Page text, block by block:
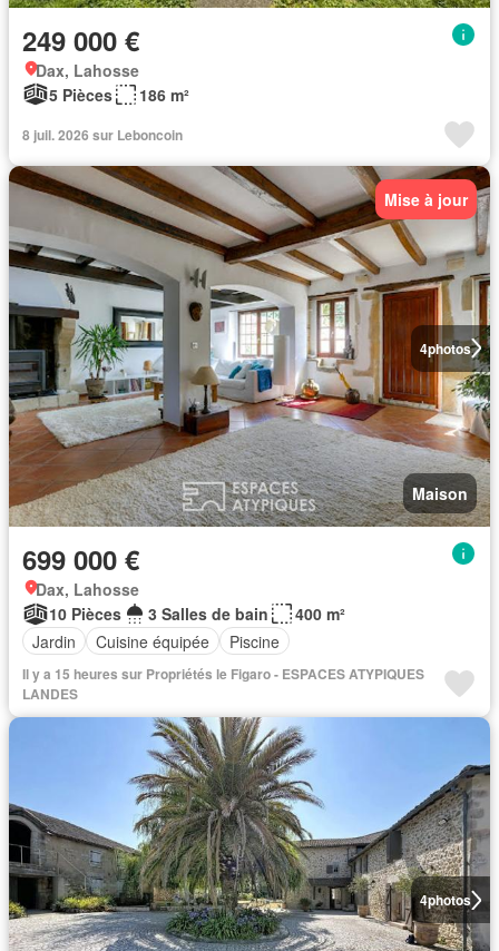
249 000 €
Dax, Lahosse
5 Pièces
186 m²
8 juil. 2026 sur Leboncoin
4photos
Mise à jour
Maison
699 000 €
Dax, Lahosse
10 Pièces
3 Salles de bain
400 m²
Jardin
Cuisine équipée Piscine
Il y a 15 heures sur Propriétés le Figaro - ESPACES ATYPIQUES
LANDES
4photos